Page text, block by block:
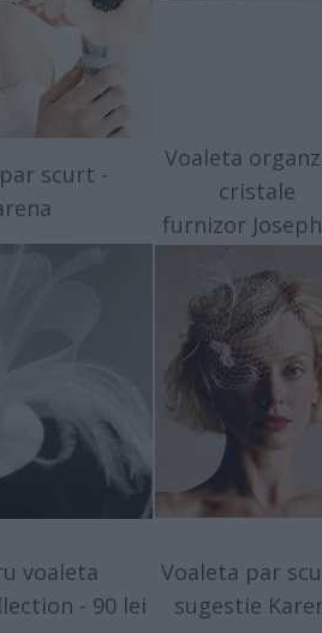
scurt -
Voaleta
cristale
furnizor
voaleta
- 90 lei
Voaleta par
sugestie